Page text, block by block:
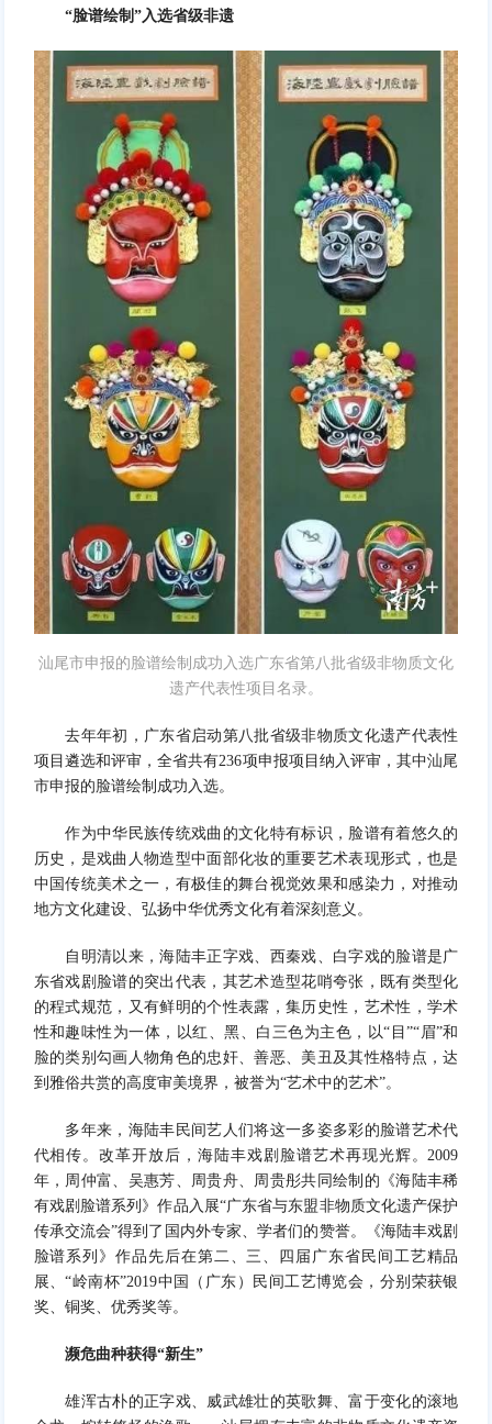
“脸谱绘制”入选省级非遗
汕尾市申报的脸谱绘制成功入选广东省第八批省级非物质文化
遗产代表性项目名录。
去年年初，广东省启动第八批省级非物质文化遗产代表性
项目遴选和评审，全省共有236项申报项目纳入评审，其中汕尾
市申报的脸谱绘制成功入选。
作为中华民族传统戏曲的文化特有标识，脸谱有着悠久的
历史，是戏曲人物造型中面部化妆的重要艺术表现形式，也是
中国传统美术之一，有极佳的舞台视觉效果和感染力，对推动
地方文化建设、弘扬中华优秀文化有着深刻意义。
自明清以来，海陆丰正字戏、西秦戏、白字戏的脸谱是广
东省戏剧脸谱的突出代表，其艺术造型花哨夸张，既有类型化
的程式规范，又有鲜明的个性表露，集历史性，艺术性，学术
性和趣味性为一体，以红、黑、白三色为主色，以“目”“眉”和
脸的类别勾画人物角色的忠奸、善恶、美丑及其性格特点，达
到雅俗共赏的高度审美境界，被誉为“艺术中的艺术”。
多年来，海陆丰民间艺人们将这一多姿多彩的脸谱艺术代
代相传。改革开放后，海陆丰戏剧脸谱艺术再现光辉。2009
年，周仲富、吴惠芳、周贵舟、周贵彤共同绘制的《海陆丰稀
有戏剧脸谱系列》作品入展“广东省与东盟非物质文化遗产保护
传承交流会”得到了国内外专家、学者们的赞誉。《海陆丰戏剧
脸谱系列》作品先后在第二、三、四届广东省民间工艺精品
展、“岭南杯”2019中国（广东）民间工艺博览会，分别荣获银
奖、铜奖、优秀奖等。
濒危曲种获得“新生”
雄浑古朴的正字戏、威武雄壮的英歌舞、富于变化的滚地